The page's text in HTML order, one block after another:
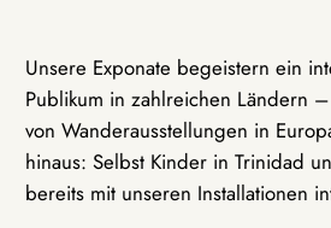
Unsere Exponate begeistern ein
Publikum in zahlreichen Ländern
von Wanderausstellungen in
hinaus: Selbst Kinder in Trinidad
bereits mit unseren Installationen